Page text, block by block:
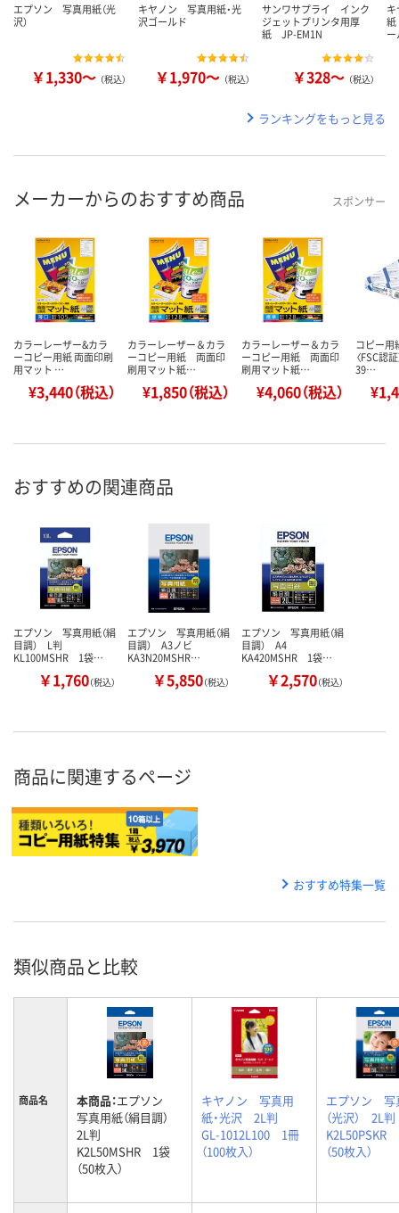
エプソン 写真用紙（光
沢）
￥1,330～ （税込）
キヤノン 写真用紙・光
沢ゴールド
￥1,970～ （税込）
サンワサプライ インク
ジェットプリンタ用厚
紙 JP-EM1N
￥328～ （税込）
紙
ランキングをもっと見る
メーカーからのおすすめ商品 スポンサー
カラーレーザー&カラ
ーコピー用紙 両面印刷
用マット …
¥3,440（税込）
カラーレーザー＆カラ
ーコピー用紙 両面印
刷用マット紙…
¥1,850（税込）
カラーレーザー＆カラ
ーコピー用紙 両面印
刷用マット紙…
¥4,060（税込）
コピー
〈FSC
39…
おすすめの関連商品
エプソン 写真用紙（絹
目調） L判
KL100MSHR 1袋…
￥1,760（税込）
エプソン 写真用紙（絹
目調） A3ノビ
KA3N20MSHR…
￥5,850（税込）
エプソン 写真用紙（絹
目調） A4
KA420MSHR 1袋…
￥2,570（税込）
商品に関連するページ
おすすめ特集一覧
類似商品と比較
商品名 本商品：エプソン
写真用紙（絹目調）
2L判
K2L50MSHR 1袋
（50枚入）
キヤノン 写真用
紙・光沢 2L判
GL-1012L100 1冊
（100枚入）
エプソン 写
（光沢） 2L
K2L50PSKR
（50枚入）